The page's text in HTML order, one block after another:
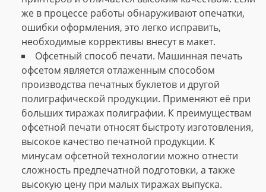
же в процессе работы обнаруживают опечатки,
ошибки оформления, это легко исправить,
необходимые коррективы внесут в макет.
Офсетный способ печати. Машинная печать
офсетом является отлаженным способом
производства печатных буклетов и другой
полиграфической продукции. Применяют её при
больших тиражах полиграфии. К преимуществам
офсетной печати относят быстроту изготовления,
высокое качество печатной продукции. К
минусам офсетной технологии можно отнести
сложность предпечатной подготовки, а также
высокую цену при малых тиражах выпуска.